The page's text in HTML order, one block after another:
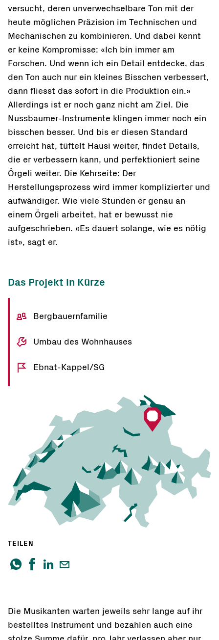
versucht, deren unverwechselbare Ton mit der
heute möglichen Präzision im Technischen und
Mechanischen zu kombinieren. Und dabei kennt
er keine Kompromisse: «Ich bin immer am
Forschen. Und wenn ich ein Detail entdecke, das
den Ton auch nur ein kleines Bisschen verbessert,
dann fliesst das sofort in die Produktion ein.»
Allerdings ist er noch ganz nicht am Ziel. Die
Nussbaumer-Instrumente klingen immer noch ein
bisschen besser. Und bis er diesen Standard
erreicht hat, tüftelt Hausi weiter, findet Details,
die er verbessern kann, und perfektioniert seine
Örgeli weiter. Die Kehrseite: Der
Herstellungsprozess wird immer komplizierter und
aufwändiger. Wie viele Stunden er genau an
einem Örgeli arbeitet, hat er bewusst nie
aufgeschrieben. «Es dauert solange, wie es nötig
ist», sagt er.
Das Projekt in Kürze
Bergbauernfamilie
Umbau des Wohnhauses
Ebnat-Kappel/SG
TEILEN
Die Musikanten warten jeweils sehr lange auf ihr
bestelltes Instrument und bezahlen auch eine